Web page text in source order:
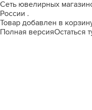
Сеть ювелирных
России .
Товар добавлен в
Полная версияОстаться